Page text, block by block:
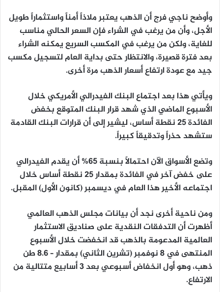
وأوضح ناجي فرج أن الذهب يعتبر ملاذاً أمناً واستثماراً طويل
الأجل، وأن من يرغب في الشراء فإن السعر الحالي مناسب
للغاية، ولكن من يرغب في المكسب السريع يمكنه الشراء
بعد فترة قصيرة، والانتظار حتى بداية العام لتسجيل مكسب
جيد مع عودة ارتفاع أسعار الذهب مرة أخرى.
ويأتي هذا بعد اجتماع البنك الفيدرالي الأمريكي خلال
الأسبوع الماضي الذي شهد قرار البنك المتوقع بخفض
الفائدة 25 نقطة أساس، ليشير إلى أن قرارات البنك القادمة
ستشهد حذراً وتدقيقاً كبيراً.
وتضع الأسواق الآن احتمالاً بنسبة 65% أن يقدم الفيدرالي
على خفض آخر في الفائدة بمقدار 25 نقطة أساس خلال
اجتماعه الأخير هذا العام في ديسمبر (كانون الأول) المقبل.
ومن ناحية أخرى نجد أن بيانات مجلس الذهب العالمي
أظهرت أن التدفقات النقدية على صناديق الاستثمار
العالمية المدعومة بالذهب قد انخفضت خلال الأسبوع
المنتهى في 8 نوفمبر (تشرين الثاني) بمقدار – 8.6 طن
ذهب، وهو أول انخفاض أسبوعي بعد 3 أسابيع متتالية من
الارتفاع.